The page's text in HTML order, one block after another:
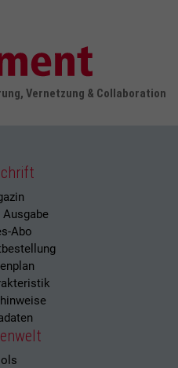
Vernetzung & Collaboration
Abo